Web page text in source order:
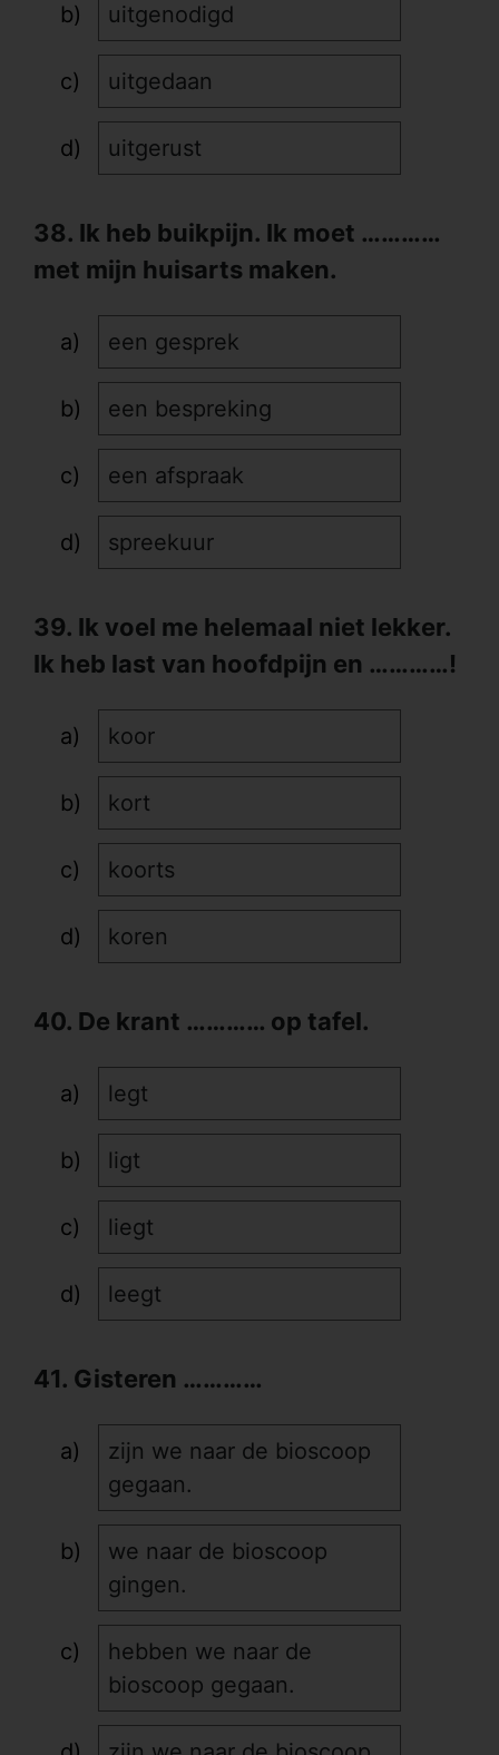
uitgenodigd
uitgedaan
uitgerust
38. Ik heb buikpijn. Ik moet …………
met mijn huisarts maken.
een gesprek
een bespreking
een afspraak
spreekuur
39. Ik voel me helemaal niet lekker.
Ik heb last van hoofdpijn en …………!
koor
kort
koorts
koren
40. De krant ………… op tafel.
legt
ligt
liegt
leegt
41. Gisteren …………
zijn we naar de bioscoop
gegaan.
we naar de bioscoop
gingen.
hebben we naar de
bioscoop gegaan.